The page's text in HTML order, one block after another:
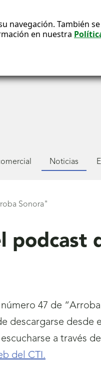
navegación. También
en nuestra
Noticias
Sonora"
podcast
47 de
descargarse desde
a través
del CTI.